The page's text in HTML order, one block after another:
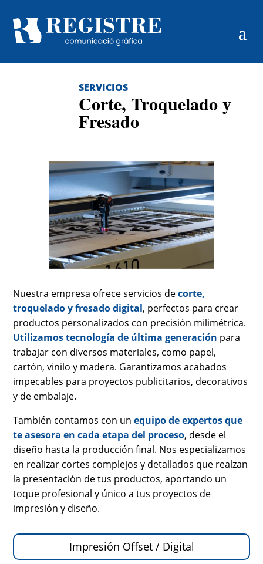
Corte, Troquelado y
Fresado
SERVICIOS
Nuestra empresa ofrece servicios decorte,
troquelado y fresado digital, perfectos para crear
productos personalizados con precisión milimétrica.
Utilizamos tecnología de última generación para
trabajar con diversos materiales, como papel,
cartón, vinilo y madera. Garantizamos acabados
impecables para proyectos publicitarios, decorativos
y de embalaje.
También contamos con unequipo de expertos que
te asesora en cada etapa del proceso, desde el
diseño hasta la producción final. Nos especializamos
en realizar cortes complejos y detallados que realzan
la presentación de tus productos, aportando un
toque profesional y único a tus proyectos de
impresión y diseño.
Impresión Offset / Digital